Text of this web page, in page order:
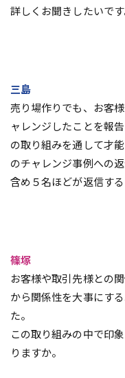
詳しくお聞きしたいです
三島
売り場作りでも、お客
ャレンジしたことを報
の取り組みを通して才
のチャレンジ事例への
含め５名ほどが返信す
篠塚
お客様や取引先様との
から関係性を大事にす
た。
この取り組みの中で印
りますか。